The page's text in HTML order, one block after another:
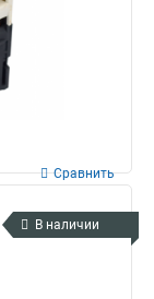
Сравнить
В наличии